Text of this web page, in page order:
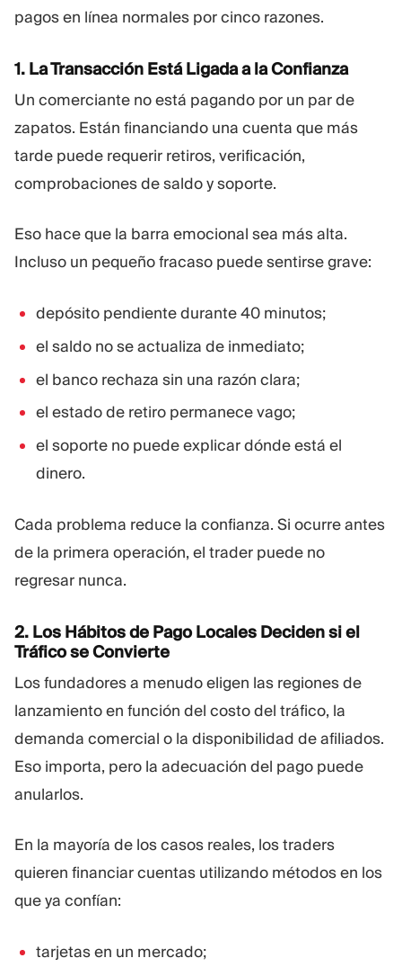
pagos en línea normales por cinco razones.
1. La Transacción Está Ligada a la Confianza
Un comerciante no está pagando por un par de
zapatos. Están financiando una cuenta que más
tarde puede requerir retiros, verificación,
comprobaciones de saldo y soporte.
Eso hace que la barra emocional sea más alta.
Incluso un pequeño fracaso puede sentirse grave:
depósito pendiente durante 40 minutos;
el saldo no se actualiza de inmediato;
el banco rechaza sin una razón clara;
el estado de retiro permanece vago;
el soporte no puede explicar dónde está el
dinero.
Cada problema reduce la confianza. Si ocurre antes
de la primera operación, el trader puede no
regresar nunca.
2. Los Hábitos de Pago Locales Deciden si el
Tráfico se Convierte
Los fundadores a menudo eligen las regiones de
lanzamiento en función del costo del tráfico, la
demanda comercial o la disponibilidad de afiliados.
Eso importa, pero la adecuación del pago puede
anularlos.
En la mayoría de los casos reales, los traders
quieren financiar cuentas utilizando métodos en los
que ya confían:
tarjetas en un mercado;